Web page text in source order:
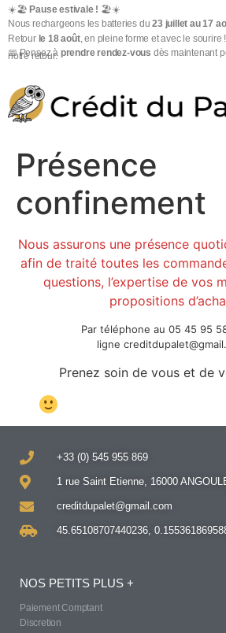
☀️🏖️ Pause estivale ! 🏖️☀️
Nous rechargeons les batteries du23 juillet au 17
Retour le 18 août, en pleine forme et avec le sourire
📅 Pensez à prendre rendez-vous dès maintenant
notre retour.
Présence
confinement
Nous assurons une présence
afin de traité toutes les
questions, l’expertise de vos
propositions
Par téléphone au 05 45 95
ligne
Prenez soin de vous et de
+33 (0) 545 955 869
1 rue Saint Etienne, 16000
creditdupalet@gmail.com
45.65108707440236,
NOS PETITS PLUS +
Paiement Comptant
Discretion